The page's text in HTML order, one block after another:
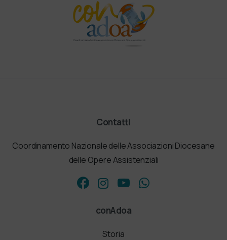
Contatti
Coordinamento Nazionale delle Associazioni Diocesane
delle Opere Assistenziali
conAdoa
Storia